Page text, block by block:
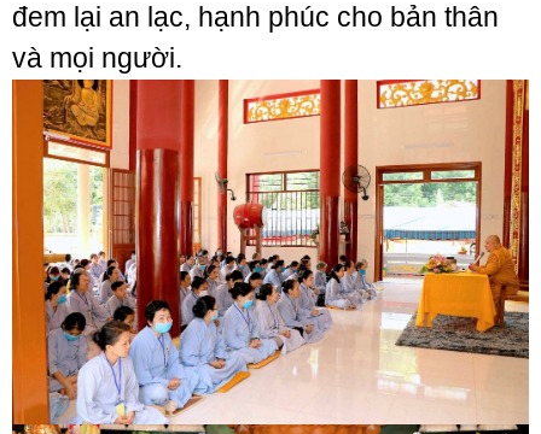
đem lại an lạc, hạnh phúc cho bản thân
và mọi người.